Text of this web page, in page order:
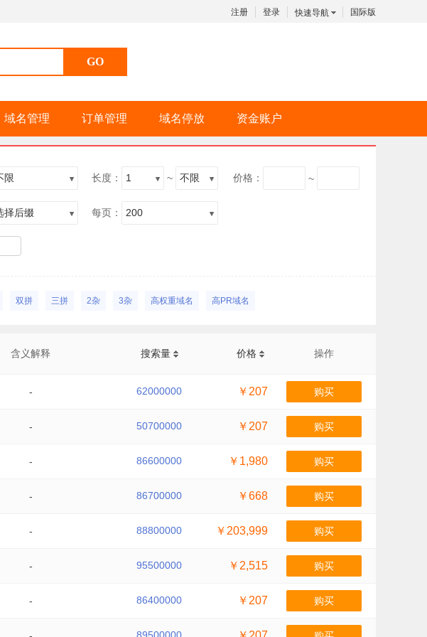
注册 登录 快速导航 国际版
域名管理 订单管理 域名停放 资金账户
长度： ~ 价格： ~
每页：
双拼 三拼 2杂 3杂 高权重域名 高PR域名
含义解释 搜索量 价格 操作
- 62000000 ￥207 购买
- 50700000 ￥207 购买
- 86600000 ￥1,980 购买
- 86700000 ￥668 购买
- 88800000 ￥203,999 购买
- 95500000 ￥2,515 购买
- 86400000 ￥207 购买